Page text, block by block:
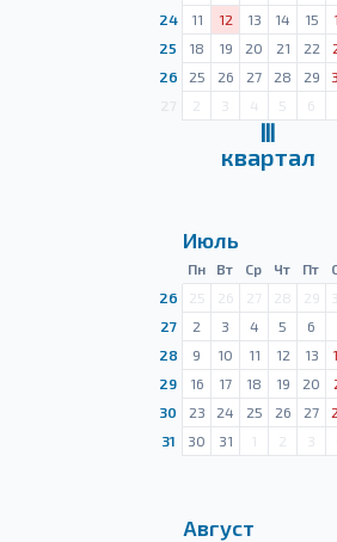
24
11 12 13 14 15
25
18 19 20 21 22
26
25 26 27 28 29
2 3 4 5 6
Ⅲ
квартал
Июль
Пн Вт Ср Чт Пт
26
25 26 27 28 29
27
2 3 4 5 6
28
9 10 11 12 13
29
16 17 18 19 20
30
23 24 25 26 27
31
30 31 1 2 3
Август